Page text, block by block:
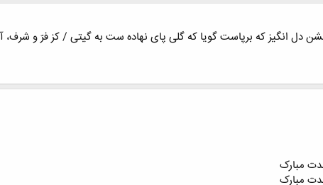
انگیز که برپاست گویا که گلی پای نهاده ست به گیتی / کز فرّ و شرف،
مبارک
مبارک